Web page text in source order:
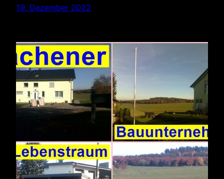
19. Dezember 2022